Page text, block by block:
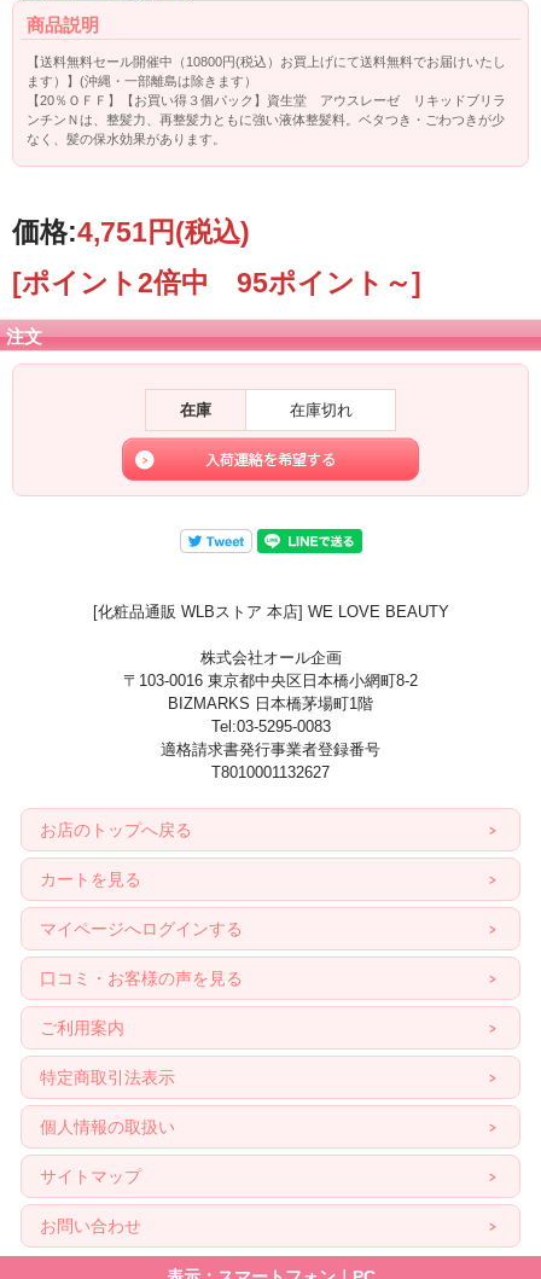
商品説明
【送料無料セール開催中（10800円(税込）お買上げにて送料無料でお届けいたし
ます）】(沖縄・一部離島は除きます）
【20％ＯＦＦ】【お買い得３個パック】資生堂 アウスレーゼ リキッドブリラ
ンチンＮは、整髪力、再整髪力ともに強い液体整髪料。ベタつき・ごわつきが少
なく、髪の保水効果があります。
価格:4,751円(税込)
[ポイント2倍中 95ポイント～]
注文
在庫 在庫切れ
[化粧品通販 WLBストア 本店] WE LOVE BEAUTY
株式会社オール企画
〒103-0016 東京都中央区日本橋小網町8-2
BIZMARKS 日本橋茅場町1階
Tel:03-5295-0083
適格請求書発行事業者登録番号
T8010001132627
お店のトップへ戻る
カートを見る
マイページへログインする
口コミ・お客様の声を見る
ご利用案内
特定商取引法表示
個人情報の取扱い
サイトマップ
お問い合わせ